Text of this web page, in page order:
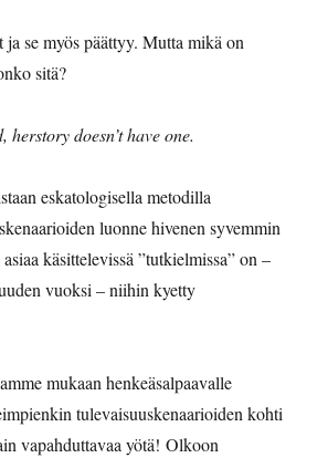
se myös päättyy. Mutta mikä on
sitä?
herstory doesn’t have one.
eskatologisella metodilla
luonne hivenen syvemmin
käsittelevissä ”tutkielmissa” on –
vuoksi – niihin kyetty
mukaan henkeäsalpaavalle
tulevaisuuskenaarioiden kohti
vapahduttavaa yötä! Olkoon